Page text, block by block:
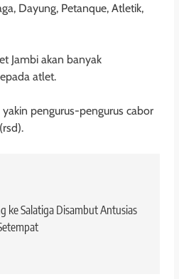
Dayung, Petanque, Atletik,
Jambi akan banyak
atlet.
pengurus-pengurus cabor
ke Salatiga Disambut Antusias